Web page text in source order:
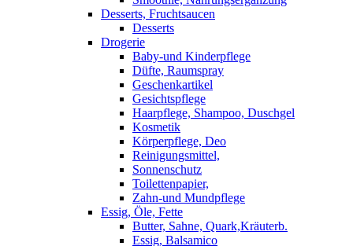
Desserts, Fruchtsaucen
Desserts
Drogerie
Baby-und Kinderpflege
Düfte, Raumspray
Geschenkartikel
Gesichtspflege
Haarpflege, Shampoo, Duschgel
Kosmetik
Körperpflege, Deo
Reinigungsmittel,
Sonnenschutz
Toilettenpapier,
Zahn-und Mundpflege
Essig, Öle, Fette
Butter, Sahne, Quark,Kräuterb.
Essig, Balsamico